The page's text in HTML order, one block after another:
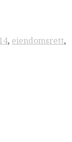
, eiendomsrett,